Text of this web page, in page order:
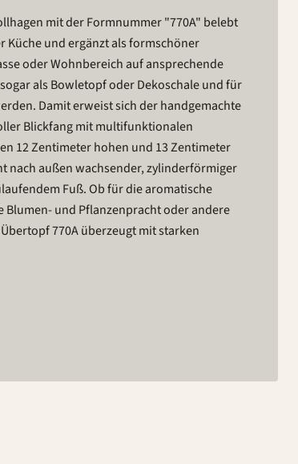
mit der Formnummer "770A" belebt
Küche und ergänzt als formschöner
oder Wohnbereich auf ansprechende
als Bowletopf oder Dekoschale und für
Damit erweist sich der handgemachte
Blickfang mit multifunktionalen
12 Zentimeter hohen und 13 Zentimeter
nach außen wachsender, zylinderförmiger
Fuß. Ob für die aromatische
und Pflanzenpracht oder andere
770A überzeugt mit starken